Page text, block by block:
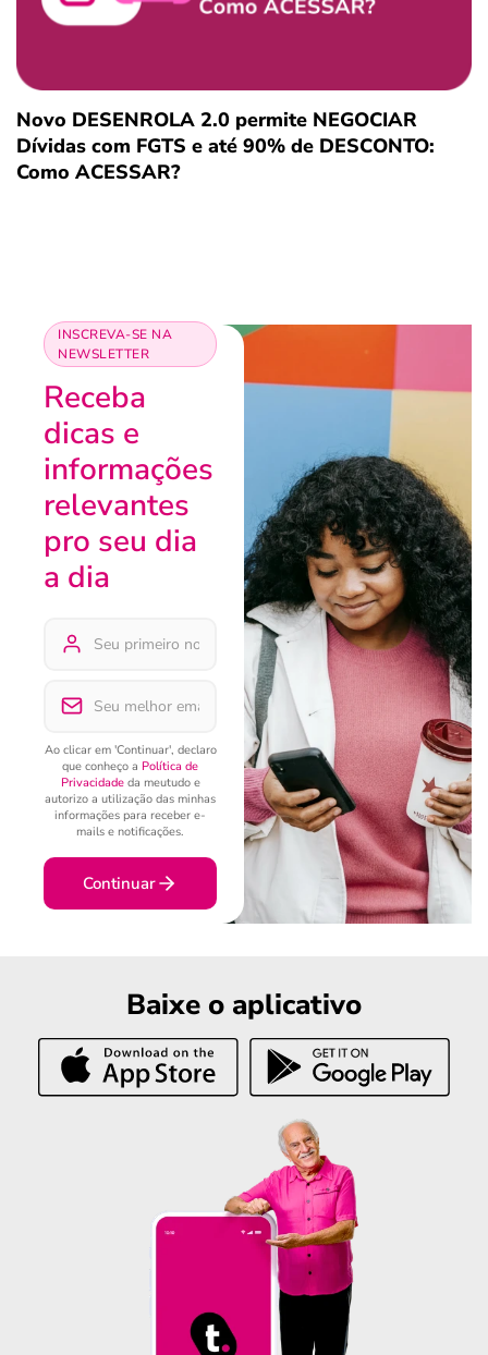
Novo DESENROLA 2.0 permite NEGOCIAR
Dívidas com FGTS e até 90% de DESCONTO:
Como ACESSAR?
INSCREVA-SE NA
NEWSLETTER
Receba
dicas e
informações
relevantes
pro seu dia
a dia
Ao clicar em 'Continuar', declaro
que conheço a Política de
Privacidadeda meutudo e
autorizo a utilização das minhas
informações para receber e-
mails e notificações.
Continuar
Baixe o aplicativo